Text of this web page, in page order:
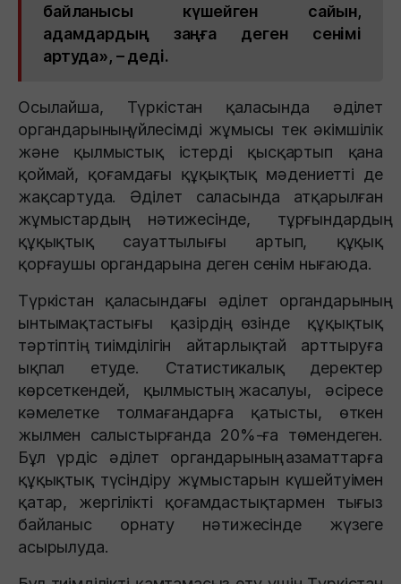
байланысы күшейген сайын,
адамдардың заңға деген сенімі
артуда», – деді.
Осылайша, Түркістан қаласында әділет
органдарының үйлесімді жұмысы тек әкімшілік
және қылмыстық істерді қысқартып қана
қоймай, қоғамдағы құқықтық мәдениетті де
жақсартуда. Әділет саласында атқарылған
жұмыстардың нәтижесінде, тұрғындардың
құқықтық сауаттылығы артып, құқық
қорғаушы органдарына деген сенім нығаюда.
Түркістан қаласындағы әділет органдарының
ынтымақтастығы қазірдің өзінде құқықтық
тәртіптің тиімділігін айтарлықтай арттыруға
ықпал етуде. Статистикалық деректер
көрсеткендей, қылмыстың жасалуы, әсіресе
кәмелетке толмағандарға қатысты, өткен
жылмен салыстырғанда 20%-ға төмендеген.
Бұл үрдіс әділет органдарының азаматтарға
құқықтық түсіндіру жұмыстарын күшейтуімен
қатар, жергілікті қоғамдастықтармен тығыз
байланыс орнату нәтижесінде жүзеге
асырылуда.